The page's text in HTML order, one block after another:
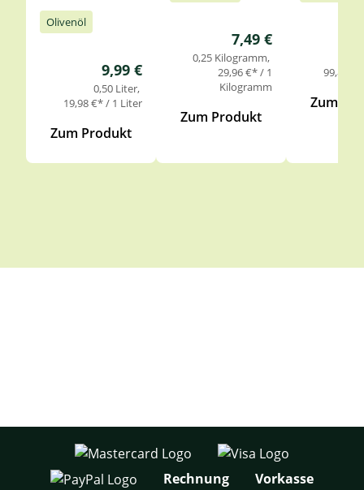
Olivenöl
Regulärer Preis:
9,99 €
0,50 Liter
19,98 €* / 1 Liter
Zum Produkt
Regulärer Preis:
7,49 €
0,25 Kilogramm
29,96 €* / 1
Kilogramm
Zum Produkt
99,85
Zum
Rechnung Vorkasse